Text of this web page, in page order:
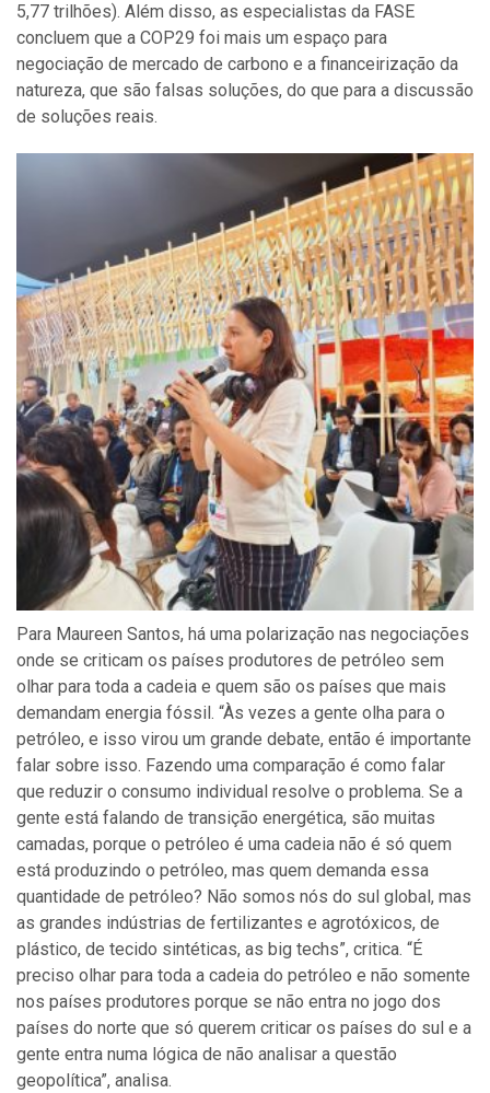
5,77 trilhões). Além disso, as especialistas da FASE
concluem que a COP29 foi mais um espaço para
negociação de mercado de carbono e a financeirização da
natureza, que são falsas soluções, do que para a discussão
de soluções reais.
Para Maureen Santos, há uma polarização nas negociações
onde se criticam os países produtores de petróleo sem
olhar para toda a cadeia e quem são os países que mais
demandam energia fóssil. “Às vezes a gente olha para o
petróleo, e isso virou um grande debate, então é importante
falar sobre isso. Fazendo uma comparação é como falar
que reduzir o consumo individual resolve o problema. Se a
gente está falando de transição energética, são muitas
camadas, porque o petróleo é uma cadeia não é só quem
está produzindo o petróleo, mas quem demanda essa
quantidade de petróleo? Não somos nós do sul global, mas
as grandes indústrias de fertilizantes e agrotóxicos, de
plástico, de tecido sintéticas, as big techs”, critica. “É
preciso olhar para toda a cadeia do petróleo e não somente
nos países produtores porque se não entra no jogo dos
países do norte que só querem criticar os países do sul e a
gente entra numa lógica de não analisar a questão
geopolítica”, analisa.